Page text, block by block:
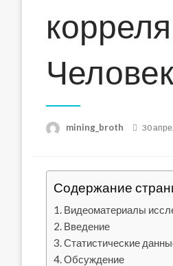
mining_broth
Posted
30
Содержание
Видеоматериалы
Введение
Статистические
Обсуждение